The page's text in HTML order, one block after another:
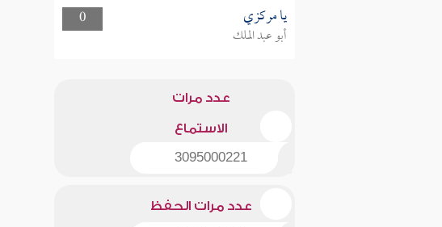
0
يا مركزي
أبو عبد الملك
عدد مرات
الاستماع
3095000221
عدد مرات الحفظ